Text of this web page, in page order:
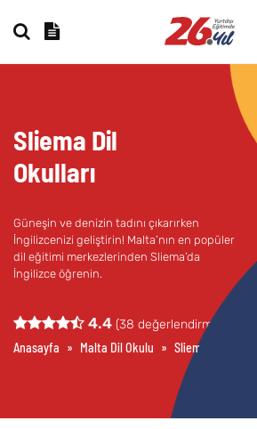
Sliema Dil
Okulları
Güneşin ve denizin tadını çıkarırken
İngilizcenizi geliştirin! Malta’nın en popüler
dil eğitimi merkezlerinden Sliema’da
İngilizce öğrenin.
fiyatları ve kaliteli dil okullarıylaSliema,
destinasyon.
4.4 (38 değerlendirme)
Anasayfa » Malta Dil Okulu » Sliema Dil Okulları